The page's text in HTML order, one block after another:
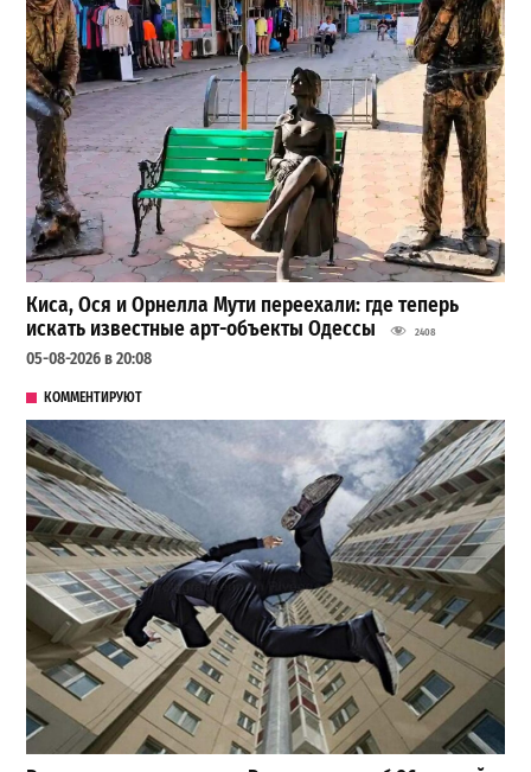
Киса, Ося и Орнелла Мути переехали: где теперь
искать известные арт-объекты Одессы
2408
05-08-2026 в 20:08
КОММЕНТИРУЮТ